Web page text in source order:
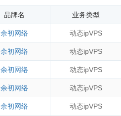
品牌名 业务类型
余初网络 动态ipVPS
余初网络 动态ipVPS
余初网络 动态ipVPS
余初网络 动态ipVPS
余初网络 动态ipVPS